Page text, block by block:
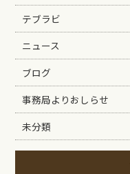
テブラビ
ニュース
ブログ
事務局よりおしらせ
未分類